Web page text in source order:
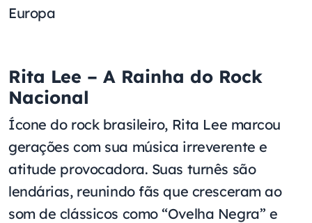
Europa
Rita Lee – A Rainha do Rock
Nacional
Ícone do rock brasileiro, Rita Lee marcou
gerações com sua música irreverente e
atitude provocadora. Suas turnês são
lendárias, reunindo fãs que cresceram ao
som de clássicos como “Ovelha Negra” e